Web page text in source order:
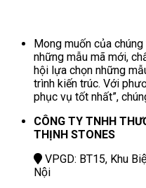
Mong muốn của
những mẫu mã mới,
hội lựa chọn những
trình kiến trúc. Với
phục vụ tốt nhất”,
CÔNG TY TNHH
THỊNH STONES
VPGD: BT15, Khu
Nội